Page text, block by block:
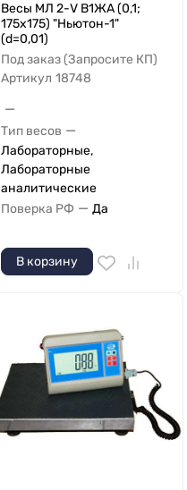
Весы МЛ 2-V В1ЖА (0,1;
175x175) "Ньютон-1"
(d=0,01)
Под заказ (Запросите КП)
Артикул 18748
—
Тип весов —
Лабораторные,
Лабораторные
аналитические
Поверка РФ — Да
В корзину